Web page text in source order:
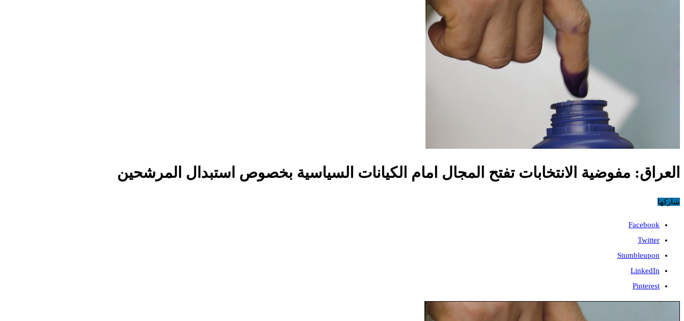
العراق: مفوضية الانتخابات تفتح المجال امام الكيانات السياسية بخصوص استبدال المرشحين
شاركها
Facebook
Twitter
Stumbleupon
LinkedIn
Pinterest